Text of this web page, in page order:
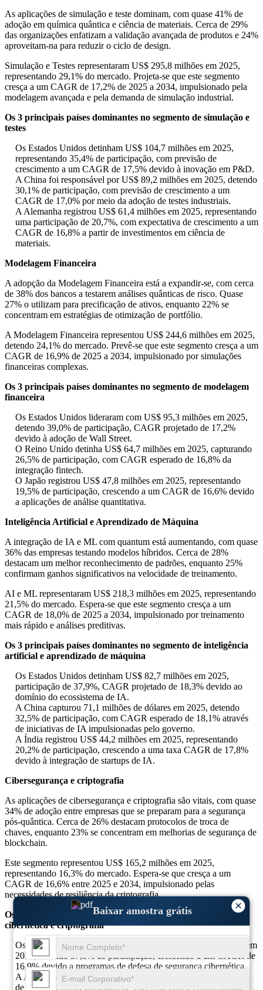
×
Baixar amostra grátis
As aplicações de simulação e teste dominam, com quase 41% de
adoção em química quântica e ciência de materiais. Cerca de 29%
das organizações enfatizam a validação avançada de produtos e 24%
aproveitam-na para reduzir o ciclo de design.
Simulação e Testes representaram US$ 295,8 milhões em 2025,
representando 29,1% do mercado. Projeta-se que este segmento
cresça a um CAGR de 17,2% de 2025 a 2034, impulsionado pela
modelagem avançada e pela demanda de simulação industrial.
Os 3 principais países dominantes no segmento de simulação e
testes
Os Estados Unidos detinham US$ 104,7 milhões em 2025,
representando 35,4% de participação, com previsão de
crescimento a um CAGR de 17,5% devido à inovação em P&D.
A China foi responsável por US$ 89,2 milhões em 2025, detendo
30,1% de participação, com previsão de crescimento a um
CAGR de 17,0% por meio da adoção de testes industriais.
A Alemanha registrou US$ 61,4 milhões em 2025, representando
uma participação de 20,7%, com expectativa de crescimento a um
CAGR de 16,8% a partir de investimentos em ciência de
materiais.
Modelagem Financeira
A adopção da Modelagem Financeira está a expandir-se, com cerca
de 38% dos bancos a testarem análises quânticas de risco. Quase
27% o utilizam para precificação de ativos, enquanto 22% se
concentram em estratégias de otimização de portfólio.
A Modelagem Financeira representou US$ 244,6 milhões em 2025,
detendo 24,1% do mercado. Prevê-se que este segmento cresça a um
CAGR de 16,9% de 2025 a 2034, impulsionado por simulações
financeiras complexas.
Os 3 principais países dominantes no segmento de modelagem
financeira
Os Estados Unidos lideraram com US$ 95,3 milhões em 2025,
detendo 39,0% de participação, CAGR projetado de 17,2%
devido à adoção de Wall Street.
O Reino Unido detinha US$ 64,7 milhões em 2025, capturando
26,5% de participação, com CAGR esperado de 16,8% da
integração fintech.
O Japão registrou US$ 47,8 milhões em 2025, representando
19,5% de participação, crescendo a um CAGR de 16,6% devido
a aplicações de análise quantitativa.
Inteligência Artificial e Aprendizado de Máquina
A integração de IA e ML com quantum está aumentando, com quase
36% das empresas testando modelos híbridos. Cerca de 28%
destacam um melhor reconhecimento de padrões, enquanto 25%
confirmam ganhos significativos na velocidade de treinamento.
AI e ML representaram US$ 218,3 milhões em 2025, representando
21,5% do mercado. Espera-se que este segmento cresça a um
CAGR de 18,0% de 2025 a 2034, impulsionado por treinamento
mais rápido e análises preditivas.
Os 3 principais países dominantes no segmento de inteligência
artificial e aprendizado de máquina
Os Estados Unidos detinham US$ 82,7 milhões em 2025,
participação de 37,9%, CAGR projetado de 18,3% devido ao
domínio do ecossistema de IA.
A China capturou 71,1 milhões de dólares em 2025, detendo
32,5% de participação, com CAGR esperado de 18,1% através
de iniciativas de IA impulsionadas pelo governo.
A Índia registrou US$ 44,2 milhões em 2025, representando
20,2% de participação, crescendo a uma taxa CAGR de 17,8%
devido à integração de startups de IA.
Cibersegurança e criptografia
As aplicações de cibersegurança e criptografia são vitais, com quase
34% de adoção entre empresas que se preparam para a segurança
pós-quântica. Cerca de 26% destacam protocolos de troca de
chaves, enquanto 23% se concentram em melhorias de segurança de
blockchain.
Este segmento representou US$ 165,2 milhões em 2025,
representando 16,3% do mercado. Espera-se que cresça a um
CAGR de 16,6% entre 2025 e 2034, impulsionado pelas
necessidades de resiliência da criptografia.
Os 3 principais países dominantes no segmento de segurança
cibernética e criptografia
Os Estados Unidos foram responsáveis ​​por US$ 62,4 milhões em
2025, detendo 37,8% de participação, crescendo a um CAGR de
16,9% devido a programas de defesa de segurança cibernética.
A Alemanha capturou US$ 47,9 milhões em 2025, participação
de 29,0%, CAGR projetado de 16,7% devido à conformidade